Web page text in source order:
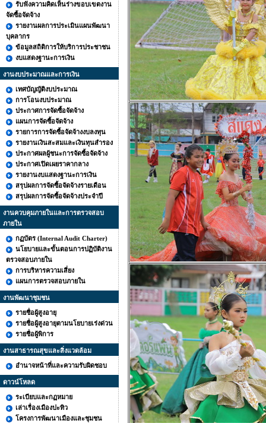
รับฟังความคิดเห็นร่างขอบเขตงาน
จัดซื้อจัดจ้าง
รายงานผลการประเมินแผนพัฒนา
บุคลากร
ข้อมูลสถิติการให้บริการประชาชน
งบแสดงฐานะการเงิน
งานงบประมาณและการเงิน
เทศบัญญัติงบประมาณ
การโอนงบประมาณ
ประกาศการจัดซื้อจัดจ้าง
แผนการจัดซื้อจัดจ้าง
รายการการจัดซื้อจัดจ้างงบลงทุน
รายงานเงินสะสมและเงินทุนสำรอง
ประกาศผลผู้ชนะการจัดซื้อจัดจ้าง
ประกาศเปิดเผยราคากลาง
รายงานงบแสดงฐานะการเงิน
สรุปผลการจัดซื้อจัดจ้างรายเดือน
สรุปผลการจัดซื้อจัดจ้างประจำปี
งานควบคุมภายในและการตรวจสอบ
ภายใน
กฏบัตร (Internal Audit Charter)
นโยบายและขั้นตอนการปฏิบัติงาน
ตรวจสอบภายใน
การบริหารความเสี่ยง
แผนการตรวจสอบภายใน
งานพัฒนาชุมชน
รายชื่อผู้สูงอายุ
รายชื่อผู้สูงอายุตามนโยบายเร่งด่วน
รายชื่อผู้พิการ
งานสาธารณสุขและสิ่งแวดล้อม
อำนาจหน้าที่และความรับผิดชอบ
ดาวน์โหลด
ระเบียบและกฏหมาย
เล่าเรื่องเมืองปะทิว
โครงการพัฒนาเมืองและชุมชน